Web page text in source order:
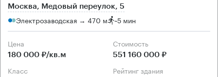
Москва, Медовый переулок, 5
Электрозаводская → 470 м ~5 мин
Цена
180 000 ₽/кв.м
Cтоимость
551 160 000 ₽
класс рейтинг здания